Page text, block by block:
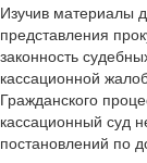
Изучив материалы
представления
законность
кассационной
Гражданского
кассационный суд
постановлений по